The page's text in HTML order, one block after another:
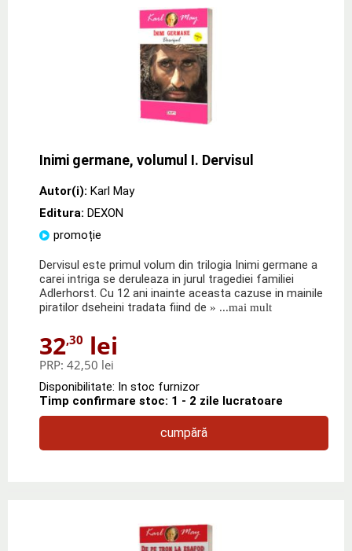
Inimi germane, volumul I. Dervisul
Autor(i): Karl May
Editura: DEXON
promoție
Dervisul este primul volum din trilogia Inimi germane a
carei intriga se deruleaza in jurul tragediei familiei
Adlerhorst. Cu 12 ani inainte aceasta cazuse in mainile
piratilor dseheini tradata fiind de » ...mai mult
32,30 lei
PRP: 42,50 lei
Disponibilitate: In stoc furnizor
Timp confirmare stoc: 1 - 2 zile lucratoare
cumpără